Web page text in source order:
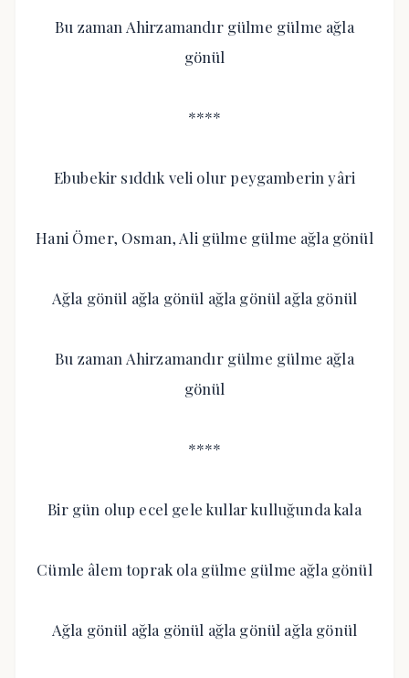
Bu zaman Ahirzamandır gülme gülme ağla
gönül
****
Ebubekir sıddık veli olur peygamberin yâri
Hani Ömer, Osman, Ali gülme gülme ağla gönül
Ağla gönül ağla gönül ağla gönül ağla gönül
Bu zaman Ahirzamandır gülme gülme ağla
gönül
****
Bir gün olup ecel gele kullar kulluğunda kala
Cümle âlem toprak ola gülme gülme ağla gönül
Ağla gönül ağla gönül ağla gönül ağla gönül